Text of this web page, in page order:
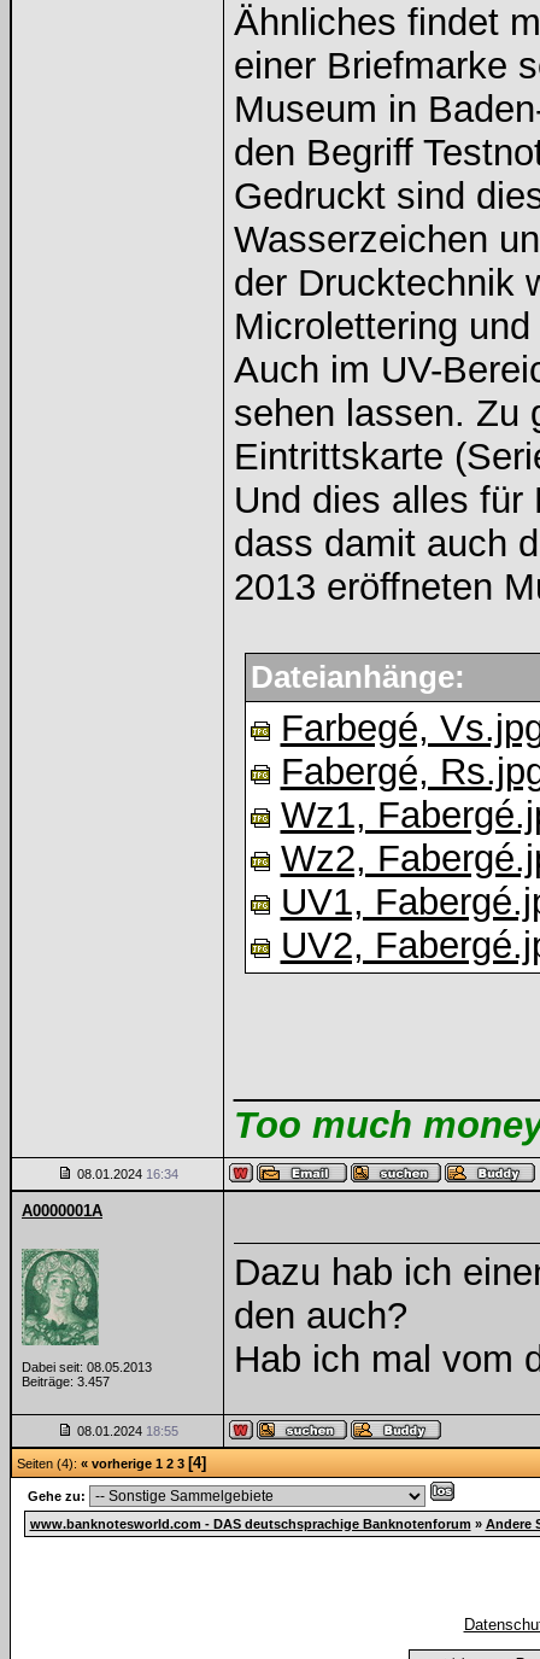
Ähnliches findet
einer Briefmarke
Museum in
den Begriff
Gedruckt sind
Wasserzeichen
der Drucktechnik
Microlettering
Auch im UV-
sehen lassen. Zu
Eintrittskarte
Und dies alles
dass damit auch
2013 eröffneten
Dateianhänge:
Farbegé,
Fabergé,
Wz1,
Wz2,
UV1,
UV2,
Too much
08.01.2024 16:34
A0000001A
Dabei seit: 08.05.2013
Beiträge: 3.457
Dazu hab ich
den auch?
Hab ich mal vom
08.01.2024 18:55
Seiten (4): « vorherige 1 2 3 [4]
Gehe zu:
www.banknotesworld.com - DAS deutschsprachige Banknotenforum » Andere